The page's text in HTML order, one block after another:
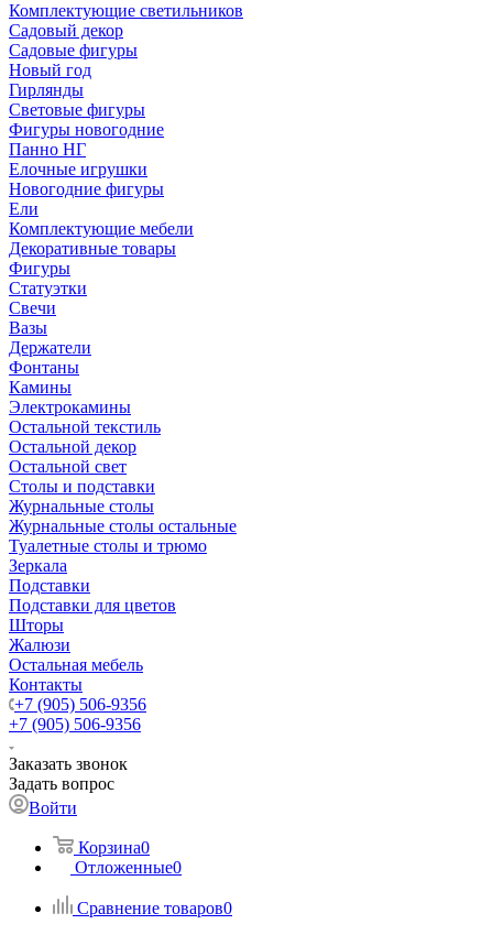
Комплектующие светильников
Садовый декор
Садовые фигуры
Новый год
Гирлянды
Световые фигуры
Фигуры новогодние
Панно НГ
Елочные игрушки
Новогодние фигуры
Ели
Комплектующие мебели
Декоративные товары
Фигуры
Статуэтки
Свечи
Вазы
Держатели
Фонтаны
Камины
Электрокамины
Остальной текстиль
Остальной декор
Остальной свет
Столы и подставки
Журнальные столы
Журнальные столы остальные
Туалетные столы и трюмо
Зеркала
Подставки
Подставки для цветов
Шторы
Жалюзи
Остальная мебель
Контакты
+7 (905) 506-9356
+7 (905) 506-9356
Заказать звонок
Задать вопрос
Войти
Корзина0
Отложенные0
Сравнение товаров0